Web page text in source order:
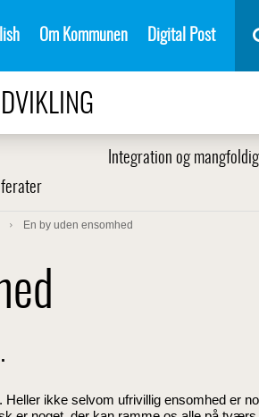
Om Kommunen Digital Post
Integration og
En by uden ensomhed
ikke selvom ufrivillig ensomhed er